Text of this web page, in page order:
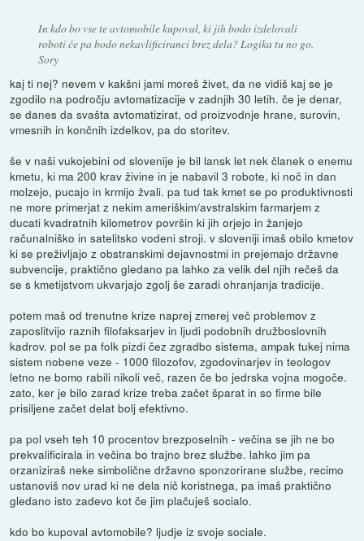
In kdo bo vse te avtomobile kupoval, ki jih bodo izdelovali
roboti če pa bodo nekavlificiranci brez dela? Logika tu no go.
Sory
kaj ti nej? nevem v kakšni jami moreš živet, da ne vidiš kaj se je
zgodilo na področju avtomatizacije v zadnjih 30 letih. če je denar,
se danes da svašta avtomatizirat, od proizvodnje hrane, surovin,
vmesnih in končnih izdelkov, pa do storitev.
še v naši vukojebini od slovenije je bil lansk let nek članek o enemu
kmetu, ki ma 200 krav živine in je nabavil 3 robote, ki noč in dan
molzejo, pucajo in krmijo žvali. pa tud tak kmet se po produktivnosti
ne more primerjat z nekim ameriškim/avstralskim farmarjem z
ducati kvadratnih kilometrov površin ki jih orjejo in žanjejo
računalniško in satelitsko vodeni stroji. v sloveniji imaš obilo kmetov
ki se preživljajo z obstranskimi dejavnostmi in prejemajo državne
subvencije, praktično gledano pa lahko za velik del njih rečeš da
se s kmetijstvom ukvarjajo zgolj še zaradi ohranjanja tradicije.
potem maš od trenutne krize naprej zmerej več problemov z
zaposlitvijo raznih filofaksarjev in ljudi podobnih družboslovnih
kadrov. pol se pa folk pizdi čez zgradbo sistema, ampak tukej nima
sistem nobene veze - 1000 filozofov, zgodovinarjev in teologov
letno ne bomo rabili nikoli več, razen če bo jedrska vojna mogoče.
zato, ker je bilo zarad krize treba začet šparat in so firme bile
prisiljene začet delat bolj efektivno.
pa pol vseh teh 10 procentov brezposelnih - večina se jih ne bo
prekvalificirala in večina bo trajno brez službe. lahko jim pa
orzaniziraš neke simbolične državno sponzorirane službe, recimo
ustanoviš nov urad ki ne dela nič koristnega, pa imaš praktično
gledano isto zadevo kot če jim plačuješ socialo.
kdo bo kupoval avtomobile? ljudje iz svoje sociale.